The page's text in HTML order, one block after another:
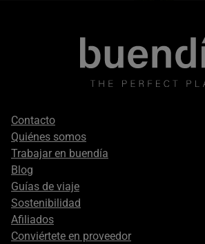
Footer
secondary
Contacto
Quiénes somos
Trabajar en buendía
Blog
Guías de viaje
Sostenibilidad
Afiliados
Conviértete en proveedor